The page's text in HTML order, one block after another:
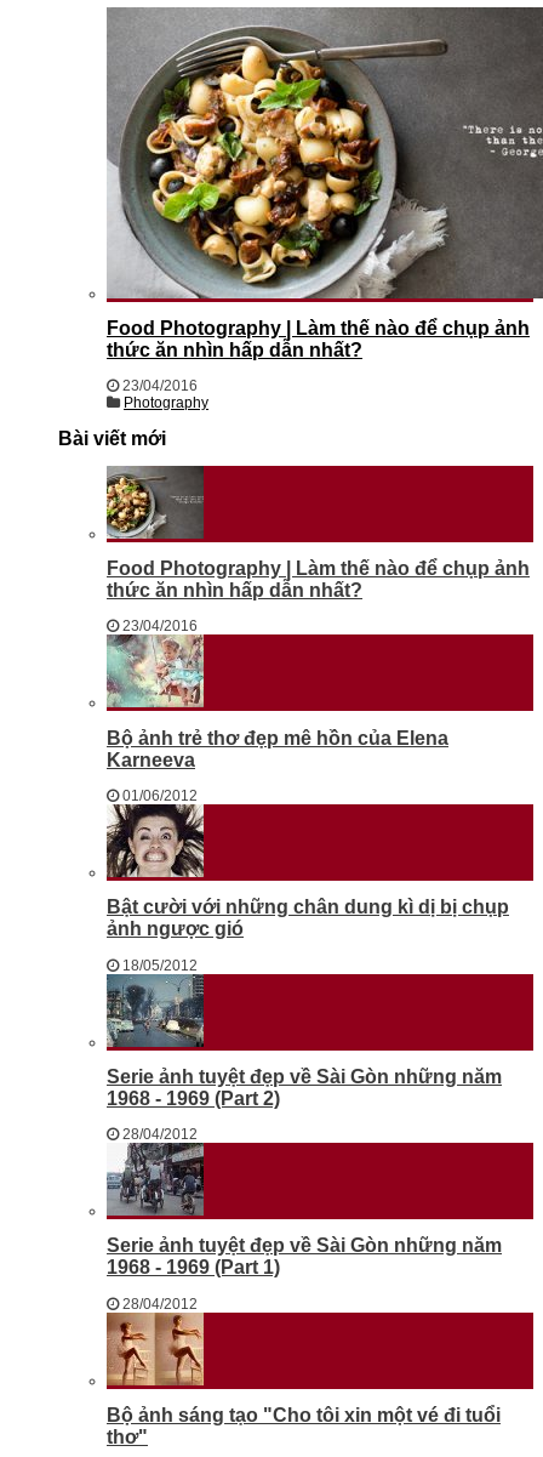
Food Photography | Làm thế nào để chụp ảnh
thức ăn nhìn hấp dẫn nhất?
23/04/2016
Photography
Bài viết mới
Food Photography | Làm thế nào để chụp ảnh
thức ăn nhìn hấp dẫn nhất?
23/04/2016
Bộ ảnh trẻ thơ đẹp mê hồn của Elena
Karneeva
01/06/2012
Bật cười với những chân dung kì dị bị chụp
ảnh ngược gió
18/05/2012
Serie ảnh tuyệt đẹp về Sài Gòn những năm
1968 - 1969 (Part 2)
28/04/2012
Serie ảnh tuyệt đẹp về Sài Gòn những năm
1968 - 1969 (Part 1)
28/04/2012
Bộ ảnh sáng tạo "Cho tôi xin một vé đi tuổi
thơ"